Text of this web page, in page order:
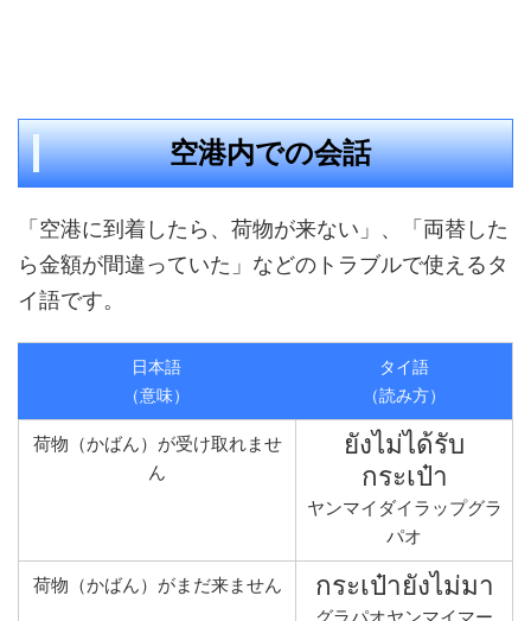
空港内での会話
「空港に到着したら、荷物が来ない」、「両替した
ら金額が間違っていた」などのトラブルで使えるタ
イ語です。
日本語
（意味）
タイ語
（読み方）
荷物（かばん）が受け取れませ
ん
ยังไม่ได้รับ
กระเป๋า
ヤンマイダイラップグラ
パオ
荷物（かばん）がまだ来ません กระเป๋ายังไม่มา